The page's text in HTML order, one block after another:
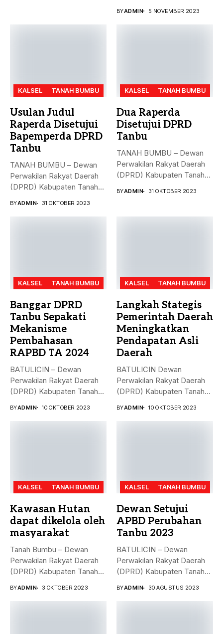
BYADMIN 5 NOVEMBER 2023
KALSEL TANAH BUMBU
Usulan Judul
Raperda Disetujui
Bapemperda DPRD
Tanbu
TANAH BUMBU – Dewan
Perwakilan Rakyat Daerah
(DPRD) Kabupaten Tanah
BYADMIN 31 OKTOBER 2023
KALSEL TANAH BUMBU
Dua Raperda
Disetujui DPRD
Tanbu
TANAH BUMBU – Dewan
Perwakilan Rakyat Daerah
(DPRD) Kabupaten Tanah
BYADMIN 31 OKTOBER 2023
KALSEL TANAH BUMBU
Banggar DPRD
Tanbu Sepakati
Mekanisme
Pembahasan
RAPBD TA 2024
BATULICIN – Dewan
Perwakilan Rakyat Daerah
(DPRD) Kabupaten Tanah
BYADMIN 10 OKTOBER 2023
KALSEL TANAH BUMBU
Langkah Stategis
Pemerintah Daerah
Meningkatkan
Pendapatan Asli
Daerah
BATULICIN Dewan
Perwakilan Rakyat Daerah
(DPRD) Kabupaten Tanah
BYADMIN 10 OKTOBER 2023
KALSEL TANAH BUMBU
Kawasan Hutan
dapat dikelola oleh
masyarakat
Tanah Bumbu – Dewan
Perwakilan Rakyat Daerah
(DPRD) Kabupaten Tanah
BYADMIN 3 OKTOBER 2023
KALSEL TANAH BUMBU
Dewan Setujui
APBD Perubahan
Tanbu 2023
BATULICIN – Dewan
Perwakilan Rakyat Daerah
(DPRD) Kabupaten Tanah
BYADMIN 30 AGUSTUS 2023